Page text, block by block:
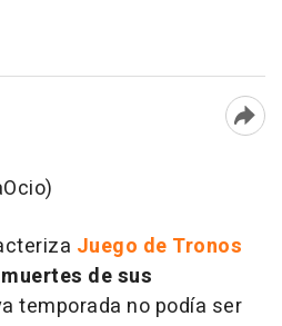
Juego de Tronos
de sus
temporada no podía ser